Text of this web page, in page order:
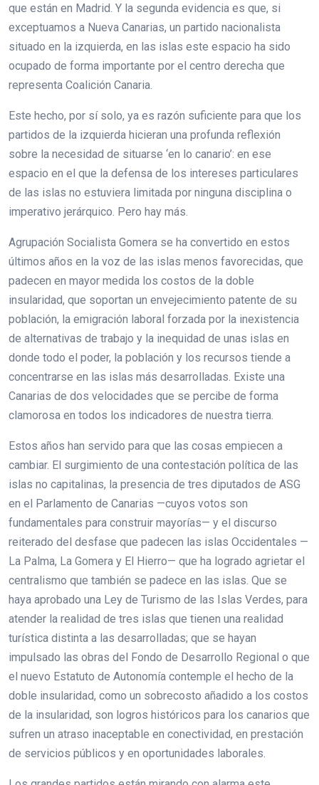
que están en Madrid. Y la segunda evidencia es que, si
exceptuamos a Nueva Canarias, un partido nacionalista
situado en la izquierda, en las islas este espacio ha sido
ocupado de forma importante por el centro derecha que
representa Coalición Canaria.
Este hecho, por sí solo, ya es razón suficiente para que los
partidos de la izquierda hicieran una profunda reflexión
sobre la necesidad de situarse ‘en lo canario’: en ese
espacio en el que la defensa de los intereses particulares
de las islas no estuviera limitada por ninguna disciplina o
imperativo jerárquico. Pero hay más.
Agrupación Socialista Gomera se ha convertido en estos
últimos años en la voz de las islas menos favorecidas, que
padecen en mayor medida los costos de la doble
insularidad, que soportan un envejecimiento patente de su
población, la emigración laboral forzada por la inexistencia
de alternativas de trabajo y la inequidad de unas islas en
donde todo el poder, la población y los recursos tiende a
concentrarse en las islas más desarrolladas. Existe una
Canarias de dos velocidades que se percibe de forma
clamorosa en todos los indicadores de nuestra tierra.
Estos años han servido para que las cosas empiecen a
cambiar. El surgimiento de una contestación política de las
islas no capitalinas, la presencia de tres diputados de ASG
en el Parlamento de Canarias —cuyos votos son
fundamentales para construir mayorías— y el discurso
reiterado del desfase que padecen las islas Occidentales —
La Palma, La Gomera y El Hierro— que ha logrado agrietar el
centralismo que también se padece en las islas. Que se
haya aprobado una Ley de Turismo de las Islas Verdes, para
atender la realidad de tres islas que tienen una realidad
turística distinta a las desarrolladas; que se hayan
impulsado las obras del Fondo de Desarrollo Regional o que
el nuevo Estatuto de Autonomía contemple el hecho de la
doble insularidad, como un sobrecosto añadido a los costos
de la insularidad, son logros históricos para los canarios que
sufren un atraso inaceptable en conectividad, en prestación
de servicios públicos y en oportunidades laborales.